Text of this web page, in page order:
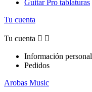
Guitar Pro tablaturas
Tu cuenta
Tu cuenta  
Información personal
Pedidos
Arobas Music